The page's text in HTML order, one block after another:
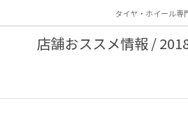
タイヤ・ホイール専
店舗おススメ情報 /